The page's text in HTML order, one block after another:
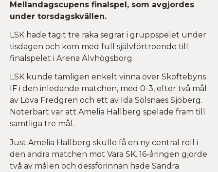
Mellandagscupens finalspel, som avgjordes
under torsdagskvällen.
LSK hade tagit tre raka segrar i gruppspelet under
tisdagen och kom med full självförtroende till
finalspelet i Arena Älvhögsborg.
LSK kunde tämligen enkelt vinna över Skoftebyns
IF i den inledande matchen, med 0-3, efter två mål
av Lova Fredgren och ett av Ida Sölsnaes Sjöberg.
Noterbart var att Amelia Hallberg spelade fram till
samtliga tre mål.
Just Amelia Hallberg skulle få en ny central roll i
den andra matchen mot Vara SK. 16-åringen gjorde
två av målen och dessförinnan hade Sandra